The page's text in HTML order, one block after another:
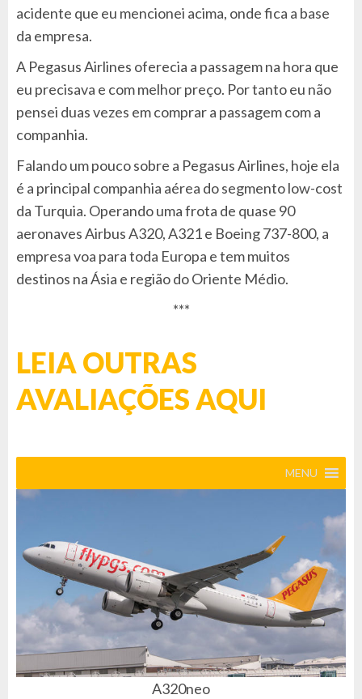
acidente que eu mencionei acima, onde fica a base
da empresa.
A Pegasus Airlines oferecia a passagem na hora que
eu precisava e com melhor preço. Por tanto eu não
pensei duas vezes em comprar a passagem com a
companhia.
Falando um pouco sobre a Pegasus Airlines, hoje ela
é a principal companhia aérea do segmento low-cost
da Turquia. Operando uma frota de quase 90
aeronaves Airbus A320, A321 e Boeing 737-800, a
empresa voa para toda Europa e tem muitos
destinos na Ásia e região do Oriente Médio.
***
LEIA OUTRAS
AVALIAÇÕES AQUI
MENU
A320neo